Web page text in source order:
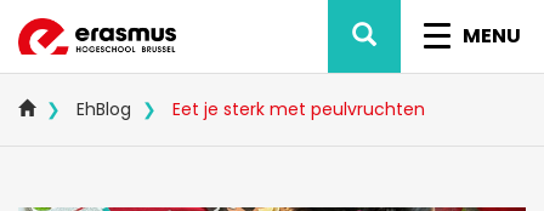
en
naar
de
inhoud
MENU
ZOEK
EhBlog Eet je sterk met peulvruchten